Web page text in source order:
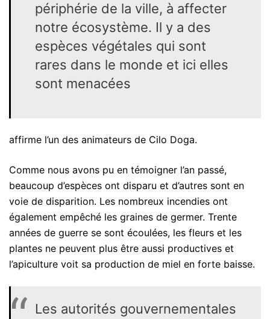
périphérie de la ville, à affecter
notre écosystème. Il y a des
espèces végétales qui sont
rares dans le monde et ici elles
sont menacées
affirme l’un des animateurs de Cilo Doga.
Comme nous avons pu en témoigner l’an passé,
beaucoup d’espèces ont disparu et d’autres sont en
voie de disparition. Les nombreux incendies ont
également empêché les graines de germer. Trente
années de guerre se sont écoulées, les fleurs et les
plantes ne peuvent plus être aussi productives et
l’apiculture voit sa production de miel en forte baisse.
Les autorités gouvernementales